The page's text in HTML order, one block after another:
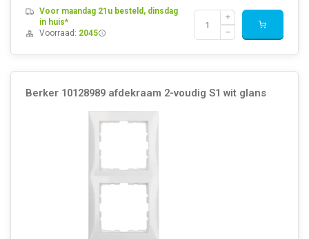
Voor maandag 21u besteld, dinsdag
in huis*
Voorraad: 2045
Berker 10128989 afdekraam 2-voudig S1 wit glans